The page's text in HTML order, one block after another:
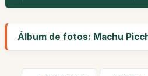
Álbum de fotos: Machu